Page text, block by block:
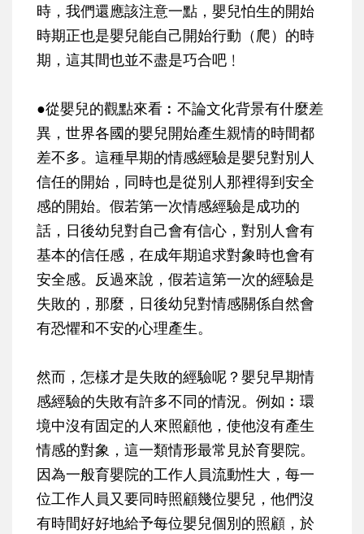
時，我們還應該注意一點，嬰兒怕生的開始
時期正也是嬰兒能自己開始行動（爬）的時
期，這其間也並不盡是巧合吧﹗
●從嬰兒的觀點來看︰不論文化背景有什麼差
異，世界各國的嬰兒開始產生親情的時間都
差不多。這種早期的情感經驗是嬰兒對別人
信任的開始，同時也是從別人那裡得到安全
感的開始。假若第一次情感經驗是成功的
話，日後幼兒對自己會有信心，對別人會有
基本的信任感，在成年期追求對象時也會有
安全感。反過來說，假若這第一次的經驗是
失敗的，那麼，日後幼兒對情感關係自然會
有恐懼和不安的心理產生。
然而，怎樣才是失敗的經驗呢？嬰兒早期情
感經驗的失敗有許多不同的情況。例如︰環
境中沒有固定的人來照顧他，使他沒有產生
情感的對象，這一類情形最常見於育嬰院。
因為一般育嬰院的工作人員流動性大，每一
位工作人員又要同時照顧幾位嬰兒，他們沒
有時間好好地給予每位嬰兒個別的照顧，於